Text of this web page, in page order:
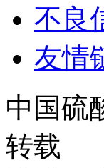
不良
友情
中国硫
转载